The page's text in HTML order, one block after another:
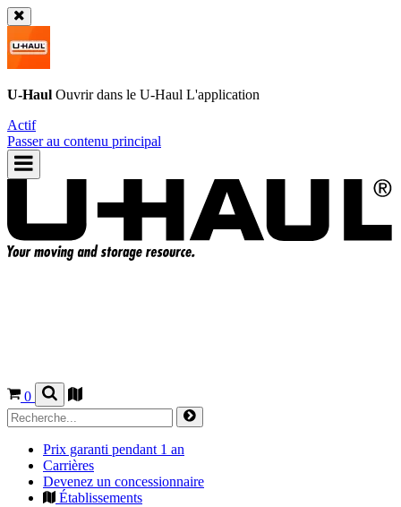
U-Haul Ouvrir dans le U-Haul L'application
Actif
Passer au contenu principal
0
Prix garanti pendant 1 an
Carrières
Devenez un concessionnaire
Établissements